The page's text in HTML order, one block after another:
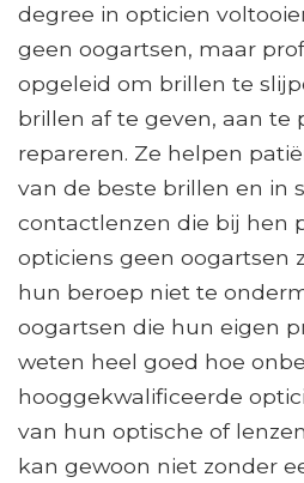
degree in opticien
geen oogartsen, maar
opgeleid om brillen te
brillen af ​​te geven, aan te
repareren. Ze helpen
van de beste brillen en in
contactlenzen die bij hen
opticiens geen oogartsen
hun beroep niet te
oogartsen die hun eigen
weten heel goed hoe
hooggekwalificeerde
van hun optische of
kan gewoon niet zonder